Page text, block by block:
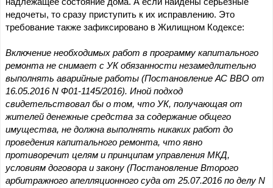
надлежащее состояние дома. А если найдены серьезные
недочеты, то сразу приступить к их исправлению. Это
требование также зафиксировано в Жилищном Кодексе:
Включение необходимых работ в программу капитального
ремонта не снимает с УК обязанности незамедлительно
выполнять аварийные работы (Постановление АС ВВО от
16.05.2016 N Ф01-1145/2016). Иной подход
свидетельствовал бы о том, что УК, получающая от
жителей денежные средства за содержание общего
имущества, не должна выполнять никаких работ до
проведения капитального ремонта, что явно
противоречит целям и принципам управления МКД,
условиям договора и закону (Постановление Второго
арбитражного апелляционного суда от 25.07.2016 по делу N